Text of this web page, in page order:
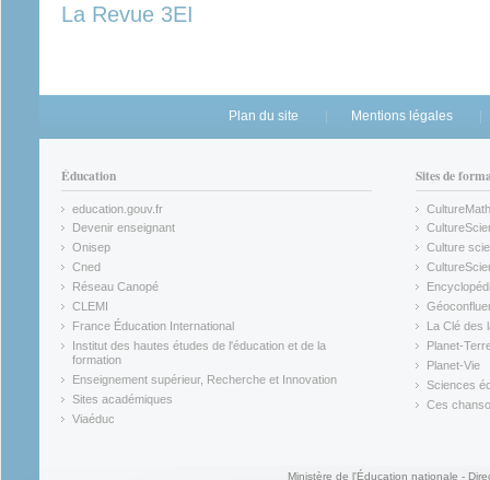
La Revue 3EI
Plan du site Mentions légales
Éducation
education.gouv.fr
(link is external)
Devenir enseignant
(link is external)
Onisep
(link is external)
Cned
(link is external)
Réseau Canopé
(link is external)
CLEMI
(link is external)
France Éducation International
(link is external)
Institut des hautes études de l'éducation et de la
formation
(link is external)
Enseignement supérieur, Recherche et Innovation
(link is external)
Sites académiques
(link is external)
Viaéduc
Sites de
CultureMath
(link is
(link is
Culture
(link is
(link is
(link is
La Clé des
(link is
Planet-
(link is
Planet-Vie
(link is
Sciences
(link is
Ces
Ministère de l'Éducation nationale -